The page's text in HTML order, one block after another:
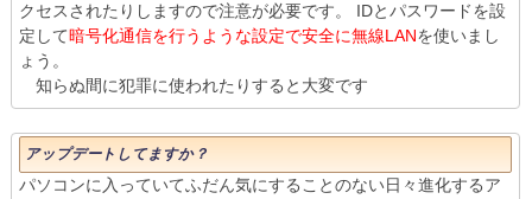
クセスされたりしますので注意が必要です。 IDとパスワードを設
定して暗号化通信を行うような設定で安全に無線LANを使いまし
ょう。
知らぬ間に犯罪に使われたりすると大変です
アップデートしてますか？
パソコンに入っていてふだん気にすることのない日々進化するア